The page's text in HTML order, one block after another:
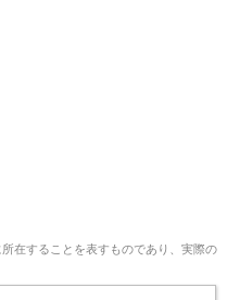
在することを表すものであり、実際の